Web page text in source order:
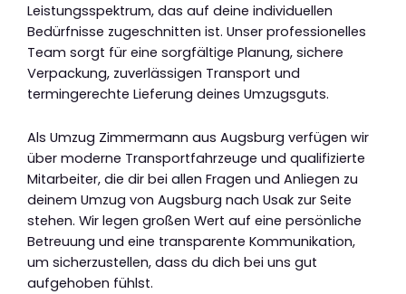
Leistungsspektrum, das auf deine individuellen
Bedürfnisse zugeschnitten ist. Unser professionelles
Team sorgt für eine sorgfältige Planung, sichere
Verpackung, zuverlässigen Transport und
termingerechte Lieferung deines Umzugsguts.
Als Umzug Zimmermann aus Augsburg verfügen wir
über moderne Transportfahrzeuge und qualifizierte
Mitarbeiter, die dir bei allen Fragen und Anliegen zu
deinem Umzug von Augsburg nach Usak zur Seite
stehen. Wir legen großen Wert auf eine persönliche
Betreuung und eine transparente Kommunikation,
um sicherzustellen, dass du dich bei uns gut
aufgehoben fühlst.